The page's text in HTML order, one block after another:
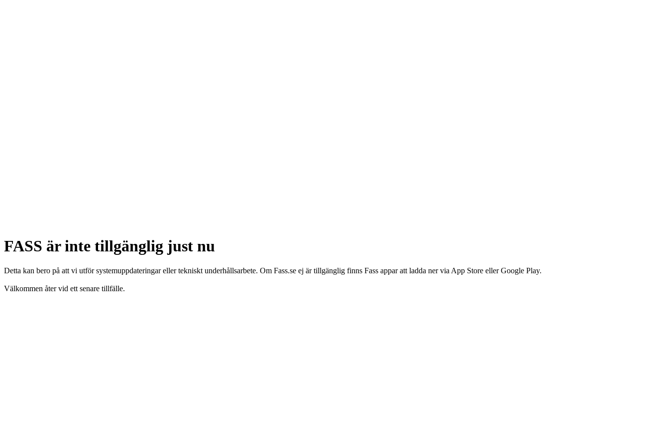
FASS är inte tillgänglig just nu
Detta kan bero på att vi utför systemuppdateringar eller tekniskt underhållsarbete. Om Fass.se ej är tillgänglig finns Fass appar att ladda ner via App Store eller Google Play.
Välkommen åter vid ett senare tillfälle.